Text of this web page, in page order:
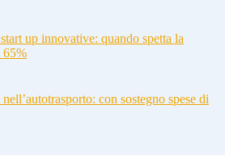
up innovative: quando spetta la
65%
con sostegno spese di